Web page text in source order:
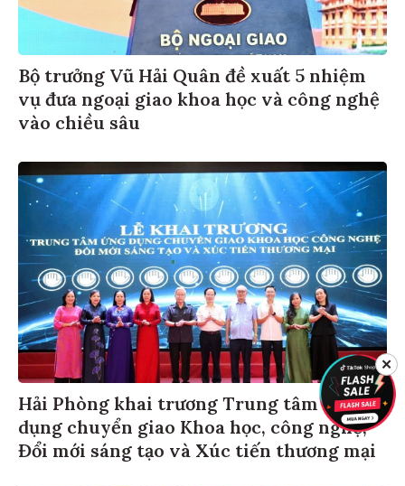
Bộ trưởng Vũ Hải Quân đề xuất 5 nhiệm
vụ đưa ngoại giao khoa học và công nghệ
vào chiều sâu
Hải Phòng khai trương Trung tâm Ứng
dụng chuyển giao Khoa học, công nghệ,
Đổi mới sáng tạo và Xúc tiến thương mại
✕